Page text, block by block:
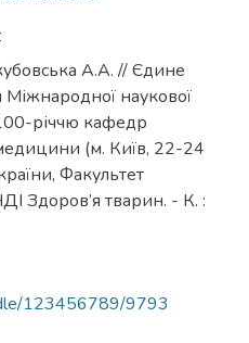
А.А. // Єдине
Міжнародної наукової
річчю кафедр
(м. Київ, 22-24
Факультет
Здоров’я тварин. - К. :
123456789/9793